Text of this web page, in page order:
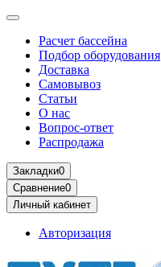
Расчет бассейна
Подбор оборудования
Доставка
Самовывоз
Статьи
О нас
Вопрос-ответ
Распродажа
Закладки0
Сравнение0
Личный кабинет
Авторизация